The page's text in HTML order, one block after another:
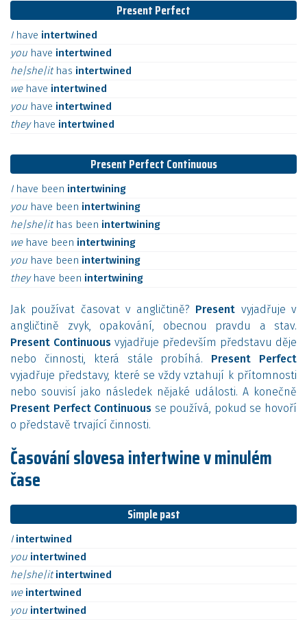
Present Perfect
I have intertwined
you have intertwined
he|she|it has intertwined
we have intertwined
you have intertwined
they have intertwined
Present Perfect Continuous
I have been intertwining
you have been intertwining
he|she|it has been intertwining
we have been intertwining
you have been intertwining
they have been intertwining
Jak používat časovat v angličtině? Present vyjadřuje v
angličtině zvyk, opakování, obecnou pravdu a stav.
Present Continuous vyjadřuje především představu děje
nebo činnosti, která stále probíhá. Present Perfect
vyjadřuje představy, které se vždy vztahují k přítomnosti
nebo souvisí jako následek nějaké události. A konečně
Present Perfect Continuous se používá, pokud se hovoří
o představě trvající činnosti.
Časování slovesa intertwine v minulém
čase
Simple past
I intertwined
you intertwined
he|she|itintertwined
we intertwined
you intertwined